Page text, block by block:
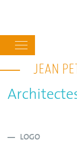
navigation
JEAN
LOGO